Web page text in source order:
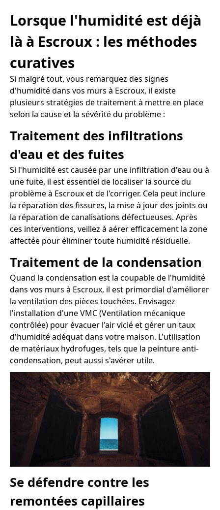
Lorsque l'humidité est déjà
là à Escroux : les méthodes
curatives
Si malgré tout, vous remarquez des signes
d'humidité dans vos murs à Escroux, il existe
plusieurs stratégies de traitement à mettre en place
selon la cause et la sévérité du problème :
Traitement des infiltrations
d'eau et des fuites
Si l'humidité est causée par une infiltration d'eau ou à
une fuite, il est essentiel de localiser la source du
problème à Escroux et de l'corriger. Cela peut inclure
la réparation des fissures, la mise à jour des joints ou
la réparation de canalisations défectueuses. Après
ces interventions, veillez à aérer efficacement la zone
affectée pour éliminer toute humidité résiduelle.
Traitement de la condensation
Quand la condensation est la coupable de l'humidité
dans vos murs à Escroux, il est primordial d'améliorer
la ventilation des pièces touchées. Envisagez
l'installation d'une VMC (Ventilation mécanique
contrôlée) pour évacuer l'air vicié et gérer un taux
d'humidité adéquat dans votre maison. L'utilisation
de matériaux hydrofuges, tels que la peinture anti-
condensation, peut aussi s'avérer utile.
Se défendre contre les
remontées capillaires